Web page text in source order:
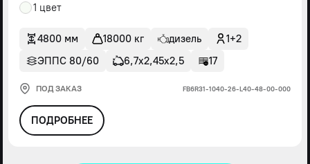
1 цвет
4800 мм 18000 кг дизель
1+2
ЭППС 80/60
6,7х2,45х2,5 17
ПОД ЗАКАЗ FВ6R31-1040-26-L40-48-00-000
ПОДРОБНЕЕ